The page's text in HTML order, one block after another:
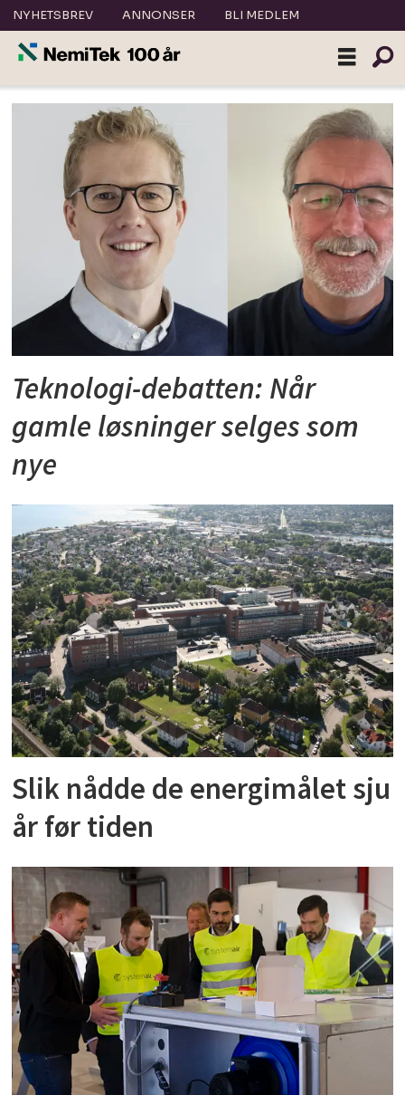
NYHETSBREV ANNONSER BLI MEDLEM
Tag:
automatisering
Teknologi-debatten: Når
gamle løsninger selges som
nye
Slik nådde de energimålet sju
år før tiden